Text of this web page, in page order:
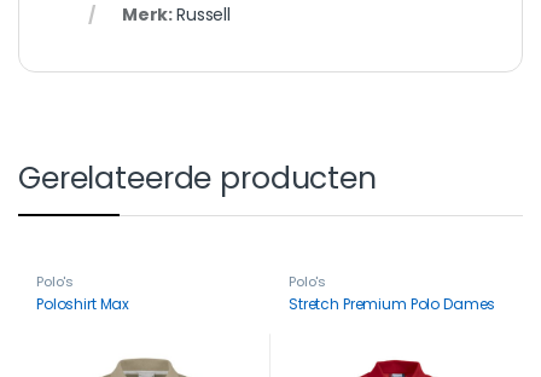
Merk:Russell
Gerelateerde producten
Polo's
Poloshirt Max
Polo's
Stretch Premium Polo Dames